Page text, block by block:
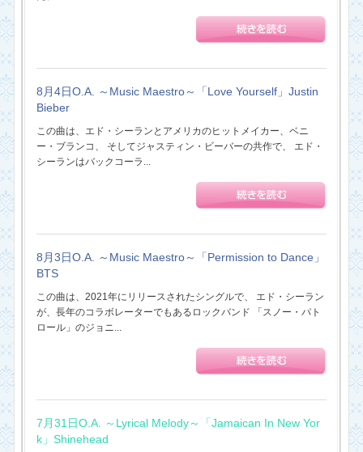
8月4日O.A. ～Music Maestro～「Love Yourself」Justin
Bieber
この曲は、エド・シーランとアメリカのヒットメイカー、ベニ
ー・ブランコ、 そしてジャスティン・ビーバーの共作で、 エド・
シーランはバックコーラ...
8月3日O.A. ～Music Maestro～「Permission to Dance」
BTS
この曲は、2021年にリリースされたシングルで、 エド・シーラン
が、長年のコラボレーターでもあるロックバンド 「スノー・パト
ロール」のジョニ...
7月31日O.A. ～Lyrical Melody～「Jamaican In New Yor
k」Shinehead